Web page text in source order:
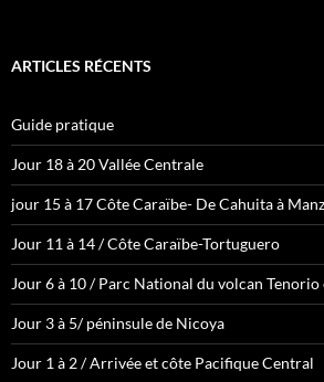
ARTICLES RÉCENTS
Guide pratique
Jour 18 à 20 Vallée Centrale
jour 15 à 17 Côte Caraïbe- De Cahuita à
Jour 11 à 14 / Côte Caraïbe-Tortuguero
Jour 6 à 10 / Parc National du volcan Tenorio
Jour 3 à 5/ péninsule de Nicoya
Jour 1 à 2 / Arrivée et côte Pacifique Central